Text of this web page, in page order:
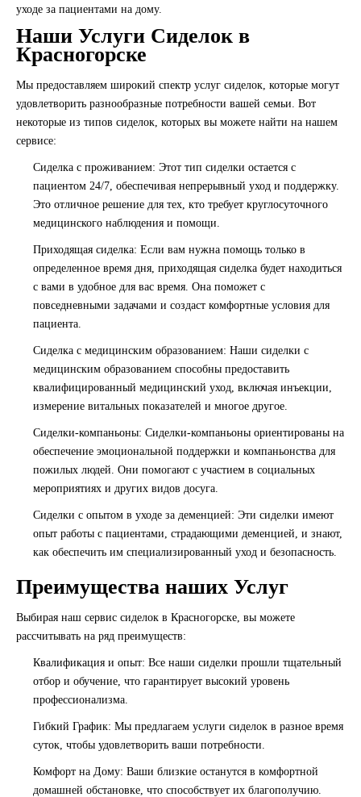
уходе за пациентами на дому.
Наши Услуги Сиделок в
Красногорске
Мы предоставляем широкий спектр услуг сиделок, которые могут
удовлетворить разнообразные потребности вашей семьи. Вот
некоторые из типов сиделок, которых вы можете найти на нашем
сервисе:
Сиделка с проживанием: Этот тип сиделки остается с
пациентом 24/7, обеспечивая непрерывный уход и поддержку.
Это отличное решение для тех, кто требует круглосуточного
медицинского наблюдения и помощи.
Приходящая сиделка: Если вам нужна помощь только в
определенное время дня, приходящая сиделка будет находиться
с вами в удобное для вас время. Она поможет с
повседневными задачами и создаст комфортные условия для
пациента.
Сиделка с медицинским образованием: Наши сиделки с
медицинским образованием способны предоставить
квалифицированный медицинский уход, включая инъекции,
измерение витальных показателей и многое другое.
Сиделки-компаньоны: Сиделки-компаньоны ориентированы на
обеспечение эмоциональной поддержки и компаньонства для
пожилых людей. Они помогают с участием в социальных
мероприятиях и других видов досуга.
Сиделки с опытом в уходе за деменцией: Эти сиделки имеют
опыт работы с пациентами, страдающими деменцией, и знают,
как обеспечить им специализированный уход и безопасность.
Преимущества наших Услуг
Выбирая наш сервис сиделок в Красногорске, вы можете
рассчитывать на ряд преимуществ:
Квалификация и опыт: Все наши сиделки прошли тщательный
отбор и обучение, что гарантирует высокий уровень
профессионализма.
Гибкий График: Мы предлагаем услуги сиделок в разное время
суток, чтобы удовлетворить ваши потребности.
Комфорт на Дому: Ваши близкие останутся в комфортной
домашней обстановке, что способствует их благополучию.